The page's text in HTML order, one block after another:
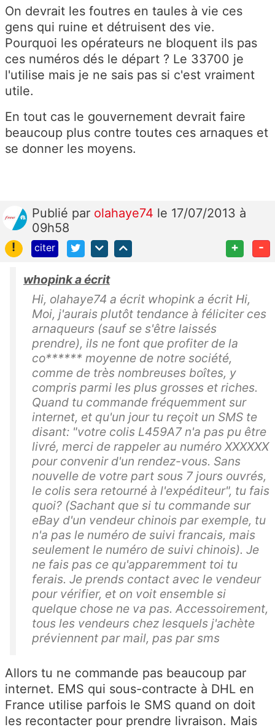
On devrait les foutres en taules à vie ces
gens qui ruine et détruisent des vie.
Pourquoi les opérateurs ne bloquent ils pas
ces numéros dés le départ ? Le 33700 je
l'utilise mais je ne sais pas si c'est vraiment
utile.
En tout cas le gouvernement devrait faire
beaucoup plus contre toutes ces arnaques et
se donner les moyens.
Publié par olahaye74 le 17/07/2013 à
09h58
!
citer + -
whopink a écrit
Hi, olahaye74 a écrit whopink a écrit Hi,
Moi, j'aurais plutôt tendance à féliciter ces
arnaqueurs (sauf se s'être laissés
prendre), ils ne font que profiter de la
co****** moyenne de notre société,
comme de très nombreuses boîtes, y
compris parmi les plus grosses et riches.
Quand tu commande fréquemment sur
internet, et qu'un jour tu reçoit un SMS te
disant: "votre colis L459A7 n'a pas pu être
livré, merci de rappeler au numéro XXXXXX
pour convenir d'un rendez-vous. Sans
nouvelle de votre part sous 7 jours ouvrés,
le colis sera retourné à l'expéditeur", tu fais
quoi? (Sachant que si tu commande sur
eBay d'un vendeur chinois par exemple, tu
n'a pas le numéro de suivi francais, mais
seulement le numéro de suivi chinois). Je
ne fais pas ce qu'apparemment toi tu
ferais. Je prends contact avec le vendeur
pour vérifier, et on voit ensemble si
quelque chose ne va pas. Accessoirement,
tous les vendeurs chez lesquels j'achète
préviennent par mail, pas par sms
Allors tu ne commande pas beaucoup par
internet. EMS qui sous-contracte à DHL en
France utilise parfois le SMS quand on doit
les recontacter pour prendre livraison. Mais